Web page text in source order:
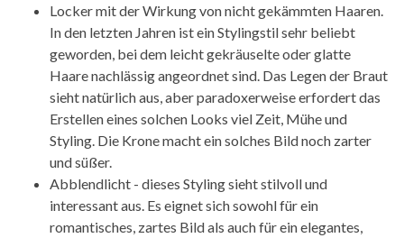
Locker mit der Wirkung von nicht gekämmten Haaren.
In den letzten Jahren ist ein Stylingstil sehr beliebt
geworden, bei dem leicht gekräuselte oder glatte
Haare nachlässig angeordnet sind. Das Legen der Braut
sieht natürlich aus, aber paradoxerweise erfordert das
Erstellen eines solchen Looks viel Zeit, Mühe und
Styling. Die Krone macht ein solches Bild noch zarter
und süßer.
Abblendlicht - dieses Styling sieht stilvoll und
interessant aus. Es eignet sich sowohl für ein
romantisches, zartes Bild als auch für ein elegantes,